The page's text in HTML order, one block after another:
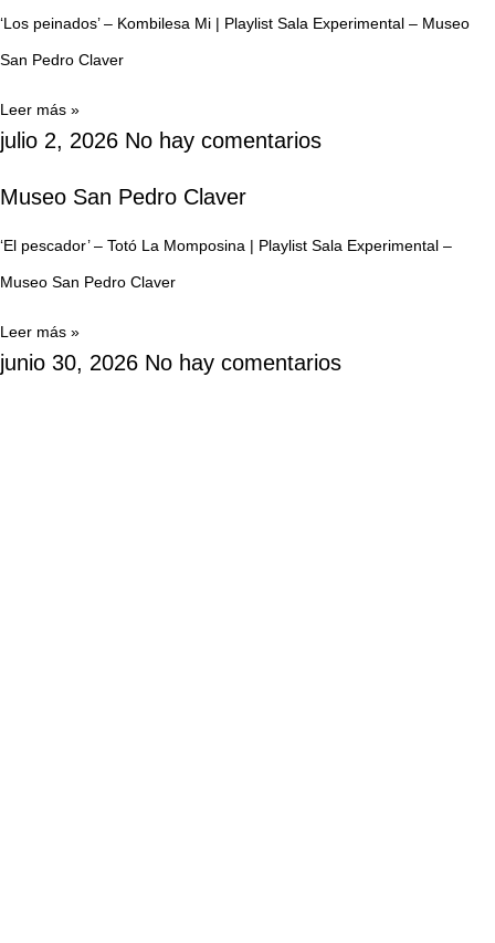
‘Los peinados’ – Kombilesa Mi | Playlist Sala Experimental – Museo
San Pedro Claver
Leer más »
julio 2, 2026 No hay comentarios
Museo San Pedro Claver
‘El pescador’ – Totó La Momposina | Playlist Sala Experimental –
Museo San Pedro Claver
Leer más »
junio 30, 2026 No hay comentarios